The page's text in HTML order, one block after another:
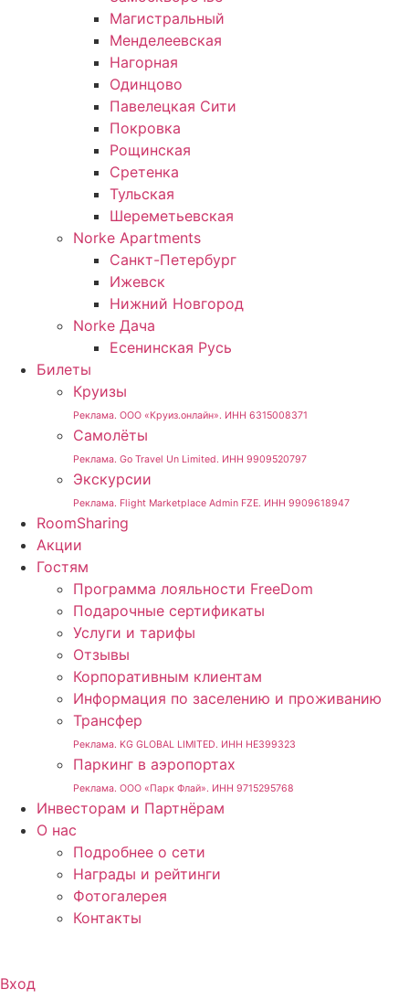
Магистральный
Менделеевская
Нагорная
Одинцово
Павелецкая Сити
Покровка
Рощинская
Сретенка
Тульская
Шереметьевская
Norke Apartments
Санкт-Петербург
Ижевск
Нижний Новгород
Norke Дача
Есенинская Русь
Билеты
Круизы
Реклама. ООО «Круиз.онлайн». ИНН 6315008371
Самолёты
Реклама. Go Travel Un Limited. ИНН 9909520797
Экскурсии
Реклама. Flight Marketplace Admin FZE. ИНН 9909618947
RoomSharing
Акции
Гостям
Программа лояльности FreeDom
Подарочные сертификаты
Услуги и тарифы
Отзывы
Корпоративным клиентам
Информация по заселению и проживанию
Трансфер
Реклама. KG GLOBAL LIMITED. ИНН HE399323
Паркинг в аэропортах
Реклама. ООО «Парк Флай». ИНН 9715295768
Инвесторам и Партнёрам
О нас
Подробнее о сети
Награды и рейтинги
Фотогалерея
Контакты
Вход